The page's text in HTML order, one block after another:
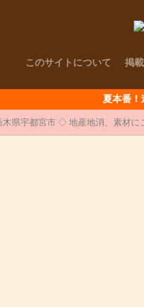
このサイトについて 掲
夏本番！連日のよう
木県宇都宮市 ◇ 地産地消、素材に